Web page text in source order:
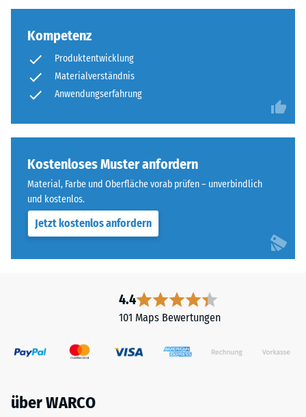
Kompetenz
Produktentwicklung
Materialverständnis
Anwendungserfahrung
Kostenloses Muster anfordern
Material, Farbe und Oberfläche vorab prüfen – unverbindlich
und kostenlos.
Jetzt kostenlos anfordern
4.4
101 Maps Bewertungen
über WARCO